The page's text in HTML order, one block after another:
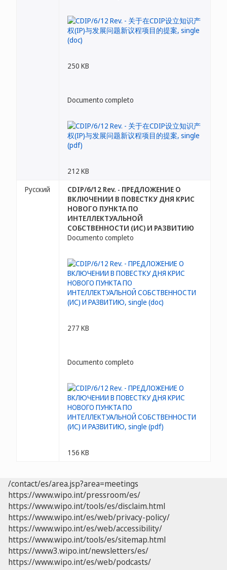
250 KB
Documento completo
212 KB
Русский
CDIP/6/12 Rev. - ПРЕДЛОЖЕНИЕ О
ВКЛЮЧЕНИИ В ПОВЕСТКУ ДНЯ КРИС
НОВОГО ПУНКТА ПО
ИНТЕЛЛЕКТУАЛЬНОЙ
СОБСТВЕННОСТИ (ИС) И РАЗВИТИЮ
Documento completo
277 KB
Documento completo
156 KB
/contact/es/area.jsp?area=meetings
https://www.wipo.int/pressroom/es/
https://www.wipo.int/tools/es/disclaim.html
https://www.wipo.int/es/web/privacy-policy/
https://www.wipo.int/es/web/accessibility/
https://www.wipo.int/tools/es/sitemap.html
https://www3.wipo.int/newsletters/es/
https://www.wipo.int/es/web/podcasts/